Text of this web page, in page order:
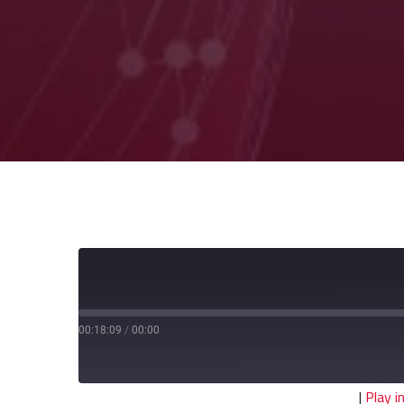
00:00
/
00:18:09
| Play